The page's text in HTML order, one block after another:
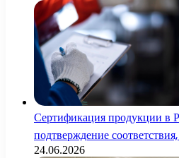
Сертификация продукции в
подтверждение
24.06.2026